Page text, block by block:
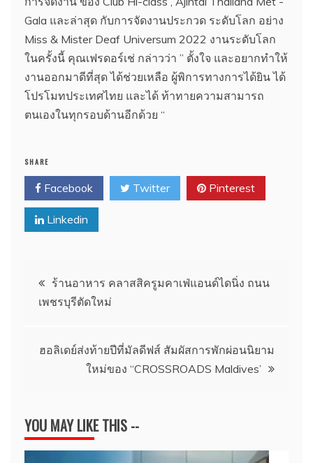
Gala และล่าสุด กับการจัดงานประกวด ระดับโลก อย่าง
Miss & Mister Deaf Universum 2022 งานระดับโลก
ในครั้งนี้ คุณเฟรดอร์เช่ กล่าวว่า ” ตั้งใจ และอยากทำให้
งานออกมาดีที่สุด ได้ช่วยเหลือ ผู้พิการทางการได้ยิน ได้
โปรโมทประเทศไทย และได้ ท้าทายความสามารถ
ตนเองในทุกรอบด้านอีกด้วย “
SHARE
Facebook Twitter Pinterest
Linkedin
แนะแนว
เรื่อง
ร้านอาหาร คลาสสิครูมคาเฟ่แอนด์ไดนิ่ง ถนน
เพชรบุรีตัดใหม่
ฮอลิเดย์ส่งท้ายปีที่มัลดีฟส์ สัมผัสการพักผ่อนนิยาม
ใหม่ของ “CROSSROADS Maldives’
YOU MAY LIKE THIS --